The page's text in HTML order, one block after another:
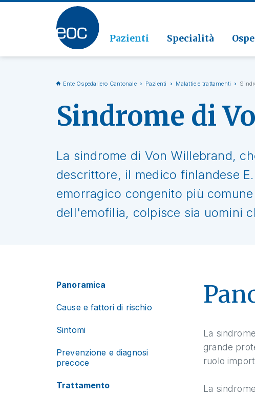
Pazienti Specialità
Vai alla sezione
Clinica di
Patologia
Ente Ospedaliero Cantonale Pazienti Malattie e trattamenti
Sindrome di
La sindrome di Von Willebrand,
descrittore, il medico finlandese
emorragico congenito più
dell'emofilia, colpisce sia uomini
Panoramica
Cause e fattori di rischio
Sintomi
Prevenzione e diagnosi
precoce
Trattamento
La
grande
ruolo
La